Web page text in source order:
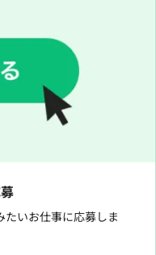
いお仕事に応募しま